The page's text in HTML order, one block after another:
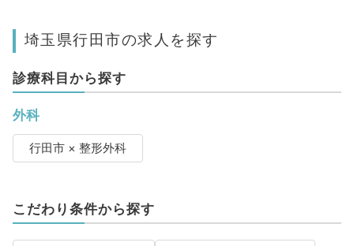
埼玉県行田市の求人を探す
診療科目から探す
外科
行田市 × 整形外科
こだわり条件から探す